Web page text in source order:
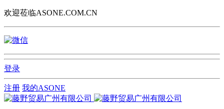
欢迎莅临ASONE.COM.CN
登录
注册 我的ASONE